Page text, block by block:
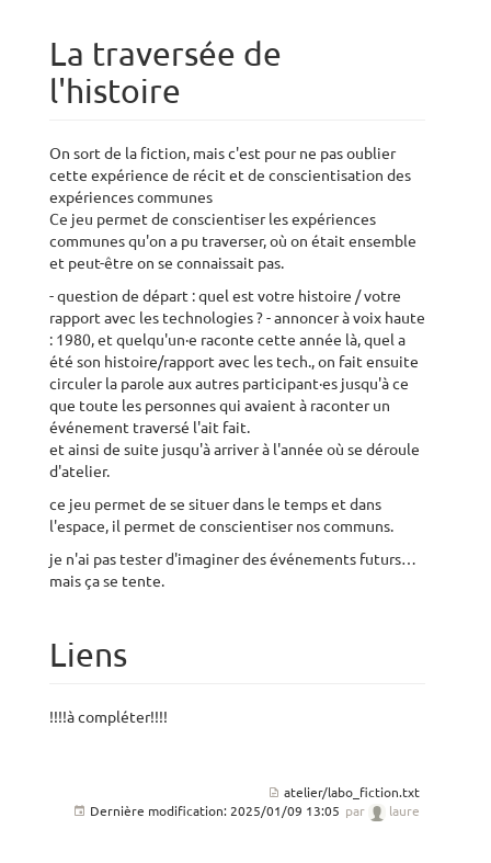
La traversée de
l'histoire
On sort de la fiction, mais c'est pour ne pas oublier
cette expérience de récit et de conscientisation des
expériences communes
Ce jeu permet de conscientiser les expériences
communes qu'on a pu traverser, où on était ensemble
et peut-être on se connaissait pas.
- question de départ : quel est votre histoire / votre
rapport avec les technologies ? - annoncer à voix haute
: 1980, et quelqu'un·e raconte cette année là, quel a
été son histoire/rapport avec les tech., on fait ensuite
circuler la parole aux autres participant·es jusqu'à ce
que toute les personnes qui avaient à raconter un
événement traversé l'ait fait.
et ainsi de suite jusqu'à arriver à l'année où se déroule
d'atelier.
ce jeu permet de se situer dans le temps et dans
l'espace, il permet de conscientiser nos communs.
je n'ai pas tester d'imaginer des événements futurs…
mais ça se tente.
Liens
!!!!à compléter!!!!
atelier/labo_fiction.txt
Dernière modification: 2025/01/09 13:05 par laure